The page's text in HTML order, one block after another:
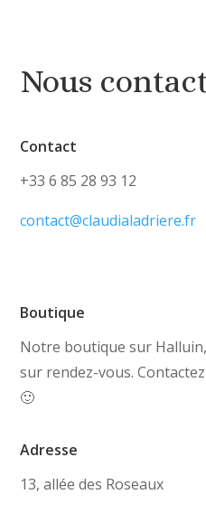
Nous
Contact
+33 6 85 28 93 12
contact@claudialadriere.fr
Boutique
Notre boutique sur
sur rendez-vous.
🙂
Adresse
13, allée des Roseaux